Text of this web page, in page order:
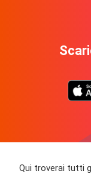
Qui troverai tutti